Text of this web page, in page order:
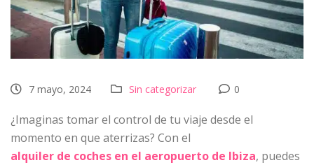
7 mayo, 2024 Sin categorizar 0
¿Imaginas tomar el control de tu viaje desde el
momento en que aterrizas? Con el
alquiler de coches en el aeropuerto de Ibiza, puedes